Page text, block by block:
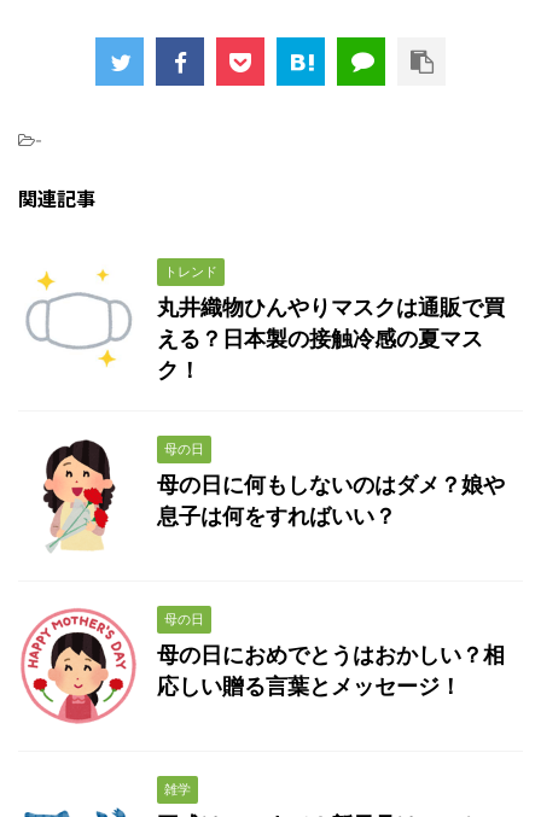
-
関連記事
トレンド
丸井織物ひんやりマスクは通販で買
える？日本製の接触冷感の夏マス
ク！
母の日
母の日に何もしないのはダメ？娘や
息子は何をすればいい？
母の日
母の日におめでとうはおかしい？相
応しい贈る言葉とメッセージ！
雑学